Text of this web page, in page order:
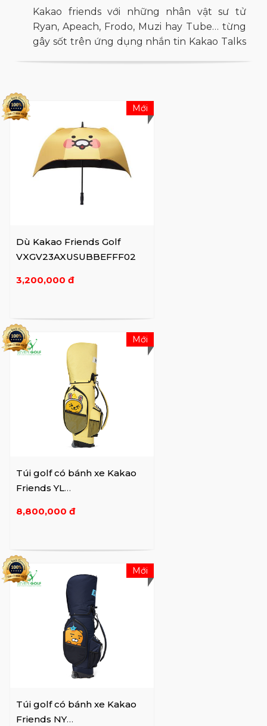
Kakao friends với những nhân vật sư tử
Ryan, Apeach, Frodo, Muzi hay Tube… từng
gây sốt trên ứng dụng nhắn tin Kakao Talks
khuôn mặt ngây thơ đáng yêu.
Vào tháng 5 năm 2021, Kakao VX đã bắt đầu
cho ra mắt dòng sản phẩm golf cao cấp
bằng cách sử dụng các nhân vật Kakao
Friends.
Dù Kakao Friends Golf
VXGV23AXUSUBBEFFF02
3,200,000 đ
Mới
Túi golf có bánh xe Kakao
Friends YL
8,800,000 đ
Mới
Túi golf có bánh xe Kakao
Friends NY
Mới